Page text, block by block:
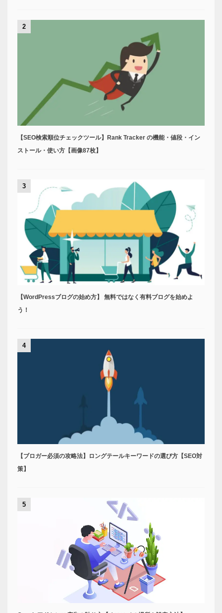
2
【SEO検索順位チェックツール】Rank Tracker の機能・値段・イン
ストール・使い方【画像87枚】
3
【WordPressブログの始め方】 無料ではなく有料ブログを始めよ
う！
4
【ブロガー必須の攻略法】ロングテールキーワードの選び方【SEO対
策】
5